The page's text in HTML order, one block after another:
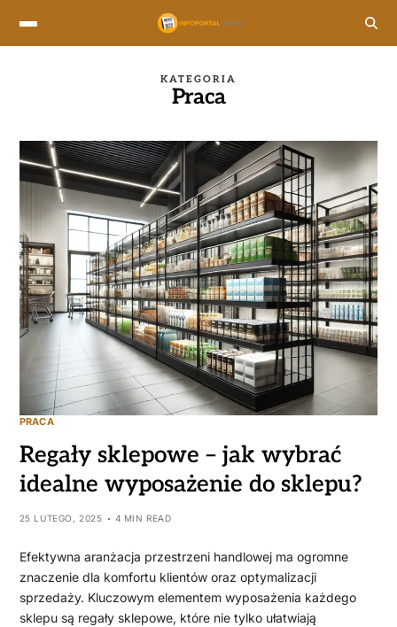
KATEGORIA
Praca
PRACA
Regały sklepowe – jak wybrać
idealne wyposażenie do sklepu?
25 LUTEGO, 2025 4 MIN READ
Efektywna aranżacja przestrzeni handlowej ma ogromne
znaczenie dla komfortu klientów oraz optymalizacji
sprzedaży. Kluczowym elementem wyposażenia każdego
sklepu są regały sklepowe, które nie tylko ułatwiają